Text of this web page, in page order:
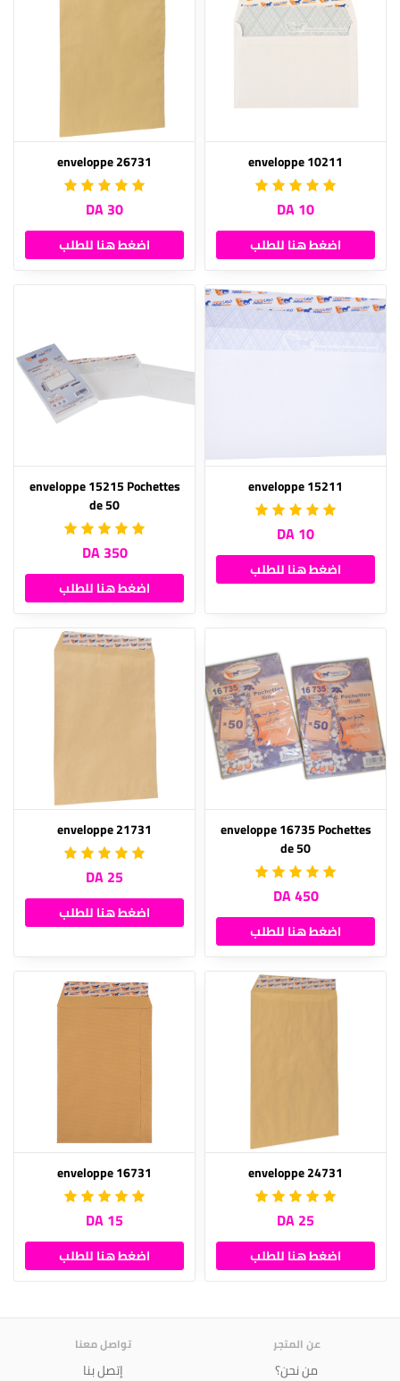
enveloppe 10211
10 DA
اضغط هنا للطلب
enveloppe 26731
30 DA
اضغط هنا للطلب
enveloppe 15211
10 DA
اضغط هنا للطلب
enveloppe 15215 Pochettes
de 50
350 DA
اضغط هنا للطلب
enveloppe 16735 Pochettes
de 50
450 DA
اضغط هنا للطلب
enveloppe 21731
25 DA
اضغط هنا للطلب
enveloppe 24731
25 DA
اضغط هنا للطلب
enveloppe 16731
15 DA
اضغط هنا للطلب
عن المتجر
من نحن؟
تواصل معنا
إتصل بنا